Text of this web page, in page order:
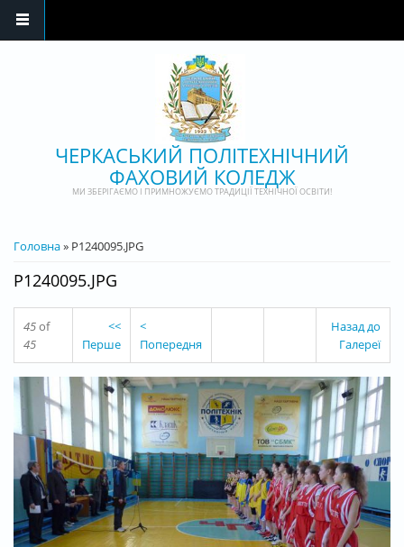
ЧЕРКАСЬКИЙ ПОЛІТЕХНІЧНИЙ
ФАХОВИЙ КОЛЕДЖ
МИ ЗБЕРІГАЄМО І ПРИМНОЖУЄМО ТРАДИЦІЇ ТЕХНІЧНОЇ ОСВІТИ!
ВИ Є ТУТ
Головна» P1240095.JPG
P1240095.JPG
45of
45
<<
Перше
<
Попередня
Назад до
Галереї